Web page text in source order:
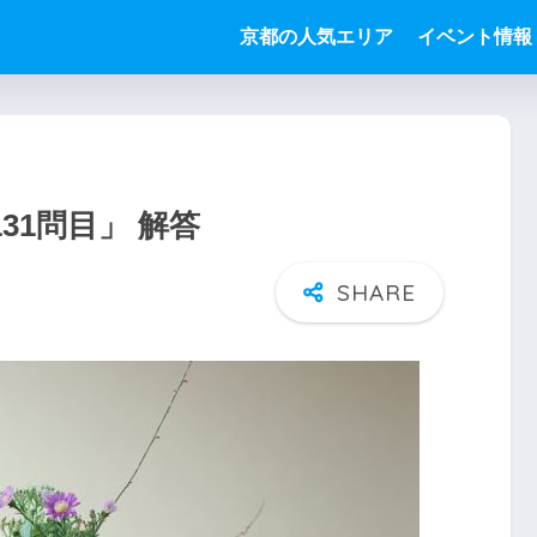
京都の人気エリア イベント情報
問目」 解答